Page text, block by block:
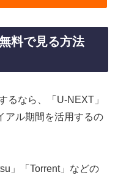
料で見る方法
るなら、「U-NEXT」
アル期間を活用するの
」「Torrent」などの